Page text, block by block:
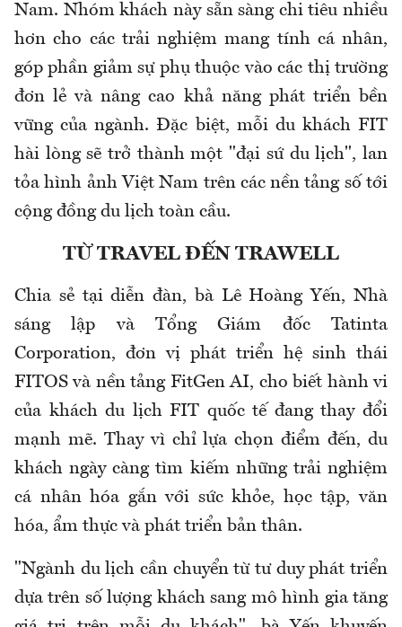
Nam. Nhóm khách này sẵn sàng chi tiêu nhiều
hơn cho các trải nghiệm mang tính cá nhân,
góp phần giảm sự phụ thuộc vào các thị trường
đơn lẻ và nâng cao khả năng phát triển bền
vững của ngành. Đặc biệt, mỗi du khách FIT
hài lòng sẽ trở thành một "đại sứ du lịch", lan
tỏa hình ảnh Việt Nam trên các nền tảng số tới
cộng đồng du lịch toàn cầu.
TỪ TRAVEL ĐẾN TRAWELL
Chia sẻ tại diễn đàn, bà Lê Hoàng Yến, Nhà
sáng lập và Tổng Giám đốc Tatinta
Corporation, đơn vị phát triển hệ sinh thái
FITOS và nền tảng FitGen AI, cho biết hành vi
của khách du lịch FIT quốc tế đang thay đổi
mạnh mẽ. Thay vì chỉ lựa chọn điểm đến, du
khách ngày càng tìm kiếm những trải nghiệm
cá nhân hóa gắn với sức khỏe, học tập, văn
hóa, ẩm thực và phát triển bản thân.
"Ngành du lịch cần chuyển từ tư duy phát triển
dựa trên số lượng khách sang mô hình gia tăng